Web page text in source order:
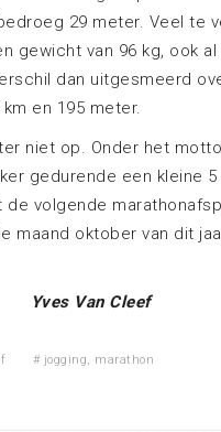
29 meter. Veel te
gewicht van 96 kg, ook al
dan uitgesmeerd
en 195 meter.
niet op. Onder het
gedurende een kleine 5
de volgende
maand oktober van dit
Yves Van Cleef
# jogging, marathon